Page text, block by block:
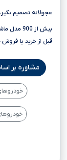
عجولانه تصمیم
بیش از 900 مدل ماشین تو بازار هست!
قبل از خرید یا
مشاوره بر
خودروهای 500
خودروهای 1.5